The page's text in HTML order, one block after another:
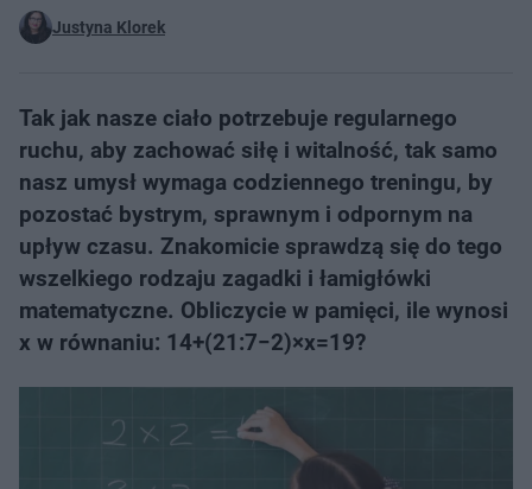
Justyna Klorek
Tak jak nasze ciało potrzebuje regularnego
ruchu, aby zachować siłę i witalność, tak samo
nasz umysł wymaga codziennego treningu, by
pozostać bystrym, sprawnym i odpornym na
upływ czasu. Znakomicie sprawdzą się do tego
wszelkiego rodzaju zagadki i łamigłówki
matematyczne. Obliczycie w pamięci, ile wynosi
x w równaniu: 14+(21:7−2)×x=19?